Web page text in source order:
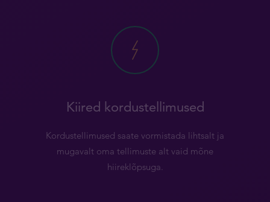
Kiired kordustellimused
Kordustellimused saate vormistada lihtsalt ja
mugavalt oma tellimuste alt vaid mõne
hiireklõpsuga.